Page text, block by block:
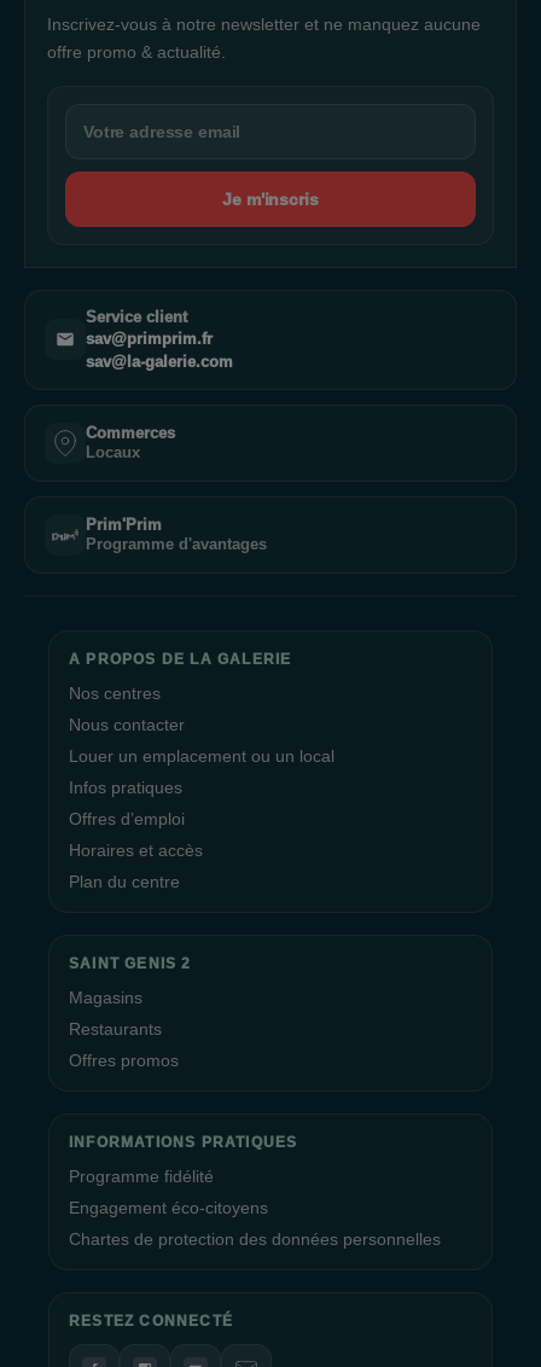
Inscrivez-vous à notre newsletter et ne manquez aucune
offre promo & actualité.
Je m'inscris
Service client
sav@primprim.fr
sav@la-galerie.com
Commerces
Locaux
Prim'Prim
Programme d'avantages
A PROPOS DE LA GALERIE
Nos centres
Nous contacter
Louer un emplacement ou un local
Infos pratiques
Offres d’emploi
Horaires et accès
Plan du centre
SAINT GENIS 2
Magasins
Restaurants
Offres promos
INFORMATIONS PRATIQUES
Programme fidélité
Engagement éco-citoyens
Chartes de protection des données personnelles
RESTEZ CONNECTÉ